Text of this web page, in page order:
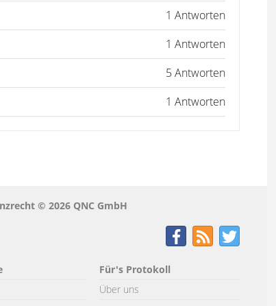
1 Antworten
1 Antworten
5 Antworten
1 Antworten
© 2026 QNC GmbH
Für's Protokoll
Über uns